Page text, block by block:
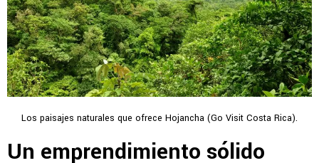
Los paisajes naturales que ofrece Hojancha (Go Visit Costa Rica).
Un emprendimiento sólido